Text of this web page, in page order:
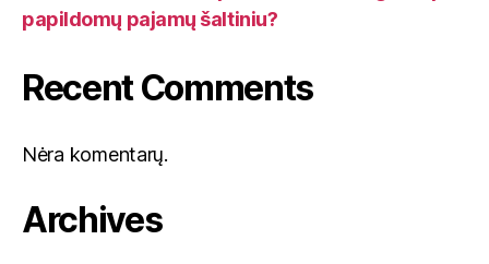
papildomų pajamų šaltiniu?
Recent Comments
Nėra komentarų.
Archives